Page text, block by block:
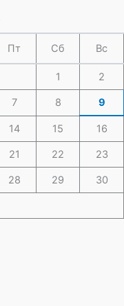
Пт Сб Вс
1 2
7 8 9
14 15 16
21 22 23
28 29 30